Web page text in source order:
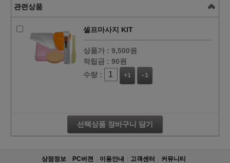
관련상품
셀프마사지 KIT
상품가 : 9,500원
적립금 : 90원
수량 :
+1 -1
선택상품 장바구니 담기
상점정보 PC버젼 이용안내 고객센터 커뮤니티